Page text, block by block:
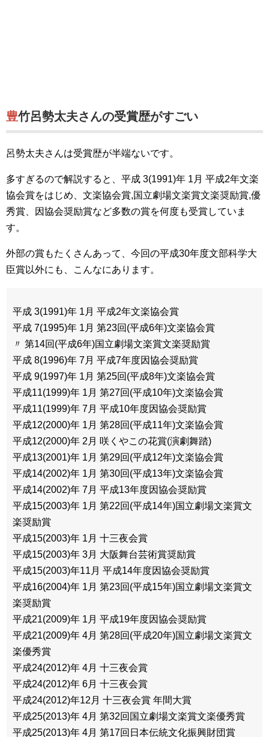
豊竹呂勢太夫さんの受賞歴がすごい
呂勢太夫さんは受賞歴が半端ないです。
多すぎるので解説すると、平成 3(1991)年 1月 平成2年文楽
協会賞をはじめ、文楽協会賞,国立劇場文楽賞文楽奨励賞,優
秀賞、因協会奨励賞など多数の賞を何度も受賞していま
す。
外部の賞もたくさんあって、今回の平成30年度文部科学大
臣賞以外にも、こんなにあります。
平成 3(1991)年 1月 平成2年文楽協会賞
平成 7(1995)年 1月 第23回(平成6年)文楽協会賞
〃 第14回(平成6年)国立劇場文楽賞文楽奨励賞
平成 8(1996)年 7月 平成7年度因協会奨励賞
平成 9(1997)年 1月 第25回(平成8年)文楽協会賞
平成11(1999)年 1月 第27回(平成10年)文楽協会賞
平成11(1999)年 7月 平成10年度因協会奨励賞
平成12(2000)年 1月 第28回(平成11年)文楽協会賞
平成12(2000)年 2月 咲くやこの花賞(演劇舞踏)
平成13(2001)年 1月 第29回(平成12年)文楽協会賞
平成14(2002)年 1月 第30回(平成13年)文楽協会賞
平成14(2002)年 7月 平成13年度因協会奨励賞
平成15(2003)年 1月 第22回(平成14年)国立劇場文楽賞文
楽奨励賞
平成15(2003)年 1月 十三夜会賞
平成15(2003)年 3月 大阪舞台芸術賞奨励賞
平成15(2003)年11月 平成14年度因協会奨励賞
平成16(2004)年 1月 第23回(平成15年)国立劇場文楽賞文
楽奨励賞
平成21(2009)年 1月 平成19年度因協会奨励賞
平成21(2009)年 4月 第28回(平成20年)国立劇場文楽賞文
楽優秀賞
平成24(2012)年 4月 十三夜会賞
平成24(2012)年 6月 十三夜会賞
平成24(2012)年12月 十三夜会賞 年間大賞
平成25(2013)年 4月 第32回国立劇場文楽賞文楽優秀賞
平成25(2013)年 4月 第17回日本伝統文化振興財団賞